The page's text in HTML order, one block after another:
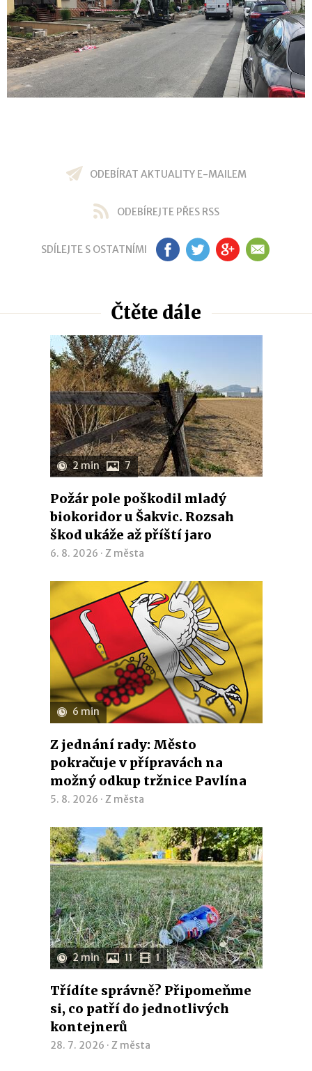
ODEBÍRAT AKTUALITY E-MAILEM
ODEBÍREJTE PŘES RSS
SDÍLEJTE S OSTATNÍMI FB TW GP EM
Čtěte dále
2 min 7
Požár pole poškodil mladý
biokoridor u Šakvic. Rozsah
škod ukáže až příští jaro
6. 8. 2026 · Z města
6 min
Z jednání rady: Město
pokračuje v přípravách na
možný odkup tržnice Pavlína
5. 8. 2026 · Z města
2 min 11 1
Třídíte správně? Připomeňme
si, co patří do jednotlivých
kontejnerů
28. 7. 2026 · Z města